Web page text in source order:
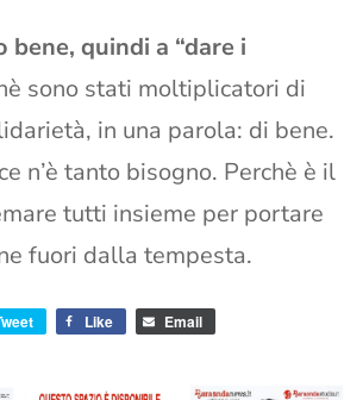
quindi a “dare i
sono stati moltiplicatori di
in una parola: di bene.
n’è tanto bisogno. Perchè è il
tutti insieme per portare
fuori dalla tempesta.
Like Email